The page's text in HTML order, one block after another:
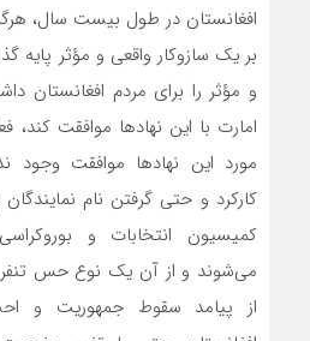
افغانستان در طول بیست سال، هرگز
بر یک سازوکار واقعی و مؤثر پایه
و مؤثر را برای مردم افغانستان
امارت با این نهادها موافقت کند،
مورد این نهادها موافقت وجود
کارکرد و حتی گرفتن نام نمایندگان
کمیسیون انتخابات و
می‌شوند و از آن یک نوع حس تنفر
از پیامد سقوط جمهوریت و